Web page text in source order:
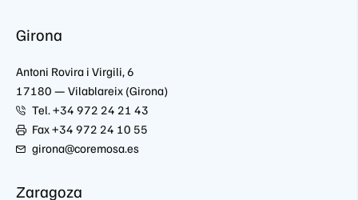
Girona
Antoni Rovira i Virgili, 6
17180 — Vilablareix (Girona)
Tel. +34 972 24 21 43
Fax +34 972 24 10 55
girona@coremosa.es
Zaragoza